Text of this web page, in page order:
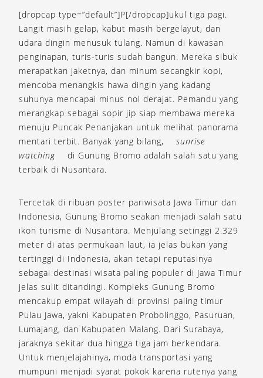
[dropcap type=”default”]P[/dropcap]ukul tiga pagi.
Langit masih gelap, kabut masih bergelayut, dan
udara dingin menusuk tulang. Namun di kawasan
penginapan, turis-turis sudah bangun. Mereka sibuk
merapatkan jaketnya, dan minum secangkir kopi,
mencoba menangkis hawa dingin yang kadang
suhunya mencapai minus nol derajat. Pemandu yang
merangkap sebagai sopir jip siap membawa mereka
menuju Puncak Penanjakan untuk melihat panorama
mentari terbit. Banyak yang bilang,
sunrise
watching
di Gunung Bromo adalah salah satu yang
terbaik di Nusantara.
Tercetak di ribuan poster pariwisata Jawa Timur dan
Indonesia, Gunung Bromo seakan menjadi salah satu
ikon turisme di Nusantara. Menjulang setinggi 2.329
meter di atas permukaan laut, ia jelas bukan yang
tertinggi di Indonesia, akan tetapi reputasinya
sebagai destinasi wisata paling populer di Jawa Timur
jelas sulit ditandingi. Kompleks Gunung Bromo
mencakup empat wilayah di provinsi paling timur
Pulau Jawa, yakni Kabupaten Probolinggo, Pasuruan,
Lumajang, dan Kabupaten Malang. Dari Surabaya,
jaraknya sekitar dua hingga tiga jam berkendara.
Untuk menjelajahinya, moda transportasi yang
mumpuni menjadi syarat pokok karena rutenya yang